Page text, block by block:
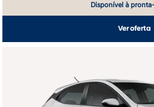
Disponível à
Ver oferta